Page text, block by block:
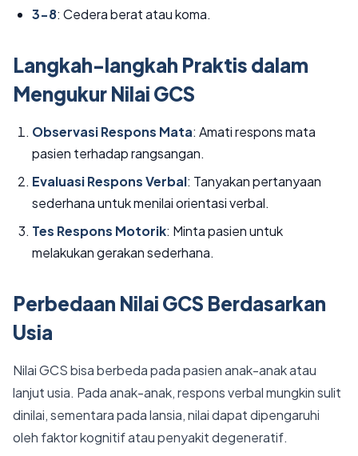
3-8: Cedera berat atau koma.
Langkah-langkah Praktis dalam
Mengukur Nilai GCS
Observasi Respons Mata: Amati respons mata
pasien terhadap rangsangan.
Evaluasi Respons Verbal: Tanyakan pertanyaan
sederhana untuk menilai orientasi verbal.
Tes Respons Motorik: Minta pasien untuk
melakukan gerakan sederhana.
Perbedaan Nilai GCS Berdasarkan
Usia
Nilai GCS bisa berbeda pada pasien anak-anak atau
lanjut usia. Pada anak-anak, respons verbal mungkin sulit
dinilai, sementara pada lansia, nilai dapat dipengaruhi
oleh faktor kognitif atau penyakit degeneratif.